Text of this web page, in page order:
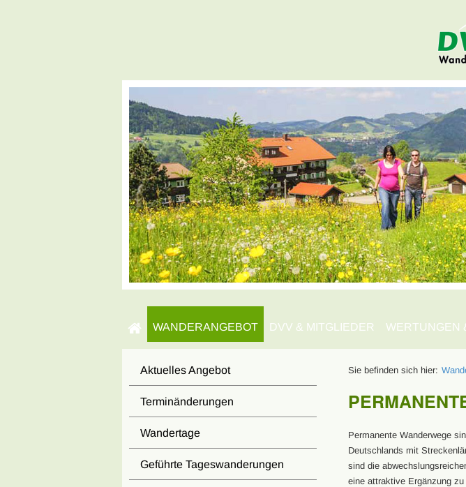
WANDERANGEBOT DVV & MITGLIEDER WERTUNGEN
Sie befinden sich hier:
Permanente Wanderwege
Deutschlands mit
sind die
eine attraktive Ergänzung
Aktuelles Angebot
Terminänderungen
Wandertage
Geführte Tageswanderungen